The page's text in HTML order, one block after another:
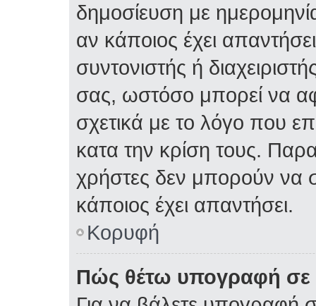
δημοσίευση με
αν κάποιος έχει
συντονιστής ή
σας, ωστόσο μπορεί να
σχετικά με το λόγο που
κατα την κρίση τους.
χρήστες δεν μπορούν να
κάποιος έχει απαντήσει.
Κορυφή
Πώς θέτω υπογραφή σε